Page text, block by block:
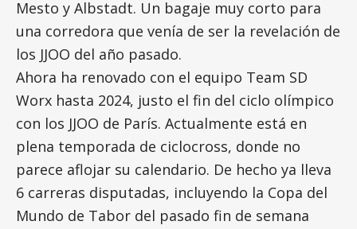
Mesto y Albstadt. Un bagaje muy corto para
una corredora que venía de ser la revelación de
los JJOO del año pasado.
Ahora ha renovado con el equipo Team SD
Worx hasta 2024, justo el fin del ciclo olímpico
con los JJOO de París. Actualmente está en
plena temporada de ciclocross, donde no
parece aflojar su calendario. De hecho ya lleva
6 carreras disputadas, incluyendo la Copa del
Mundo de Tabor del pasado fin de semana